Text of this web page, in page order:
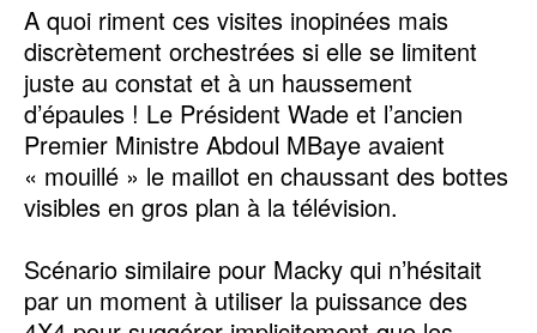
A quoi riment ces visites inopinées mais
discrètement orchestrées si elle se limitent
juste au constat et à un haussement
d’épaules ! Le Président Wade et l’ancien
Premier Ministre Abdoul MBaye avaient
« mouillé » le maillot en chaussant des bottes
visibles en gros plan à la télévision.
Scénario similaire pour Macky qui n’hésitait
par un moment à utiliser la puissance des